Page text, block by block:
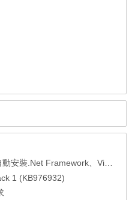
、Visual C++、DirectX、Flash Player、JRE
1 (KB976932)